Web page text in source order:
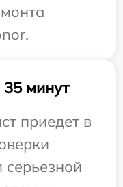
минут
приедет в
серьезной